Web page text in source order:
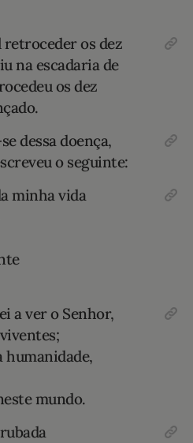
retroce­der os dez
na esca­daria de
os dez
dessa doença,
o seguinte:
minha vida
a ver o Senhor,
humanidade,
mundo.